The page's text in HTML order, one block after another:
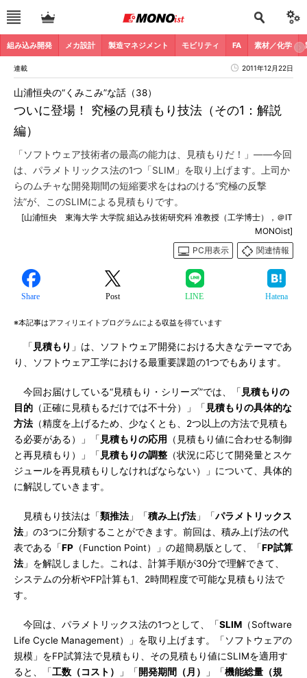
組み込み開発 メカ設計 製造マネジメント モビリティ FA 素材／化学
連載 2011年12月22日
ついに登場！ 究極の見積もり技法（その1：解説
編）
山浦恒央の“くみこみ”な話（38）
「ソフトウェア技術者の最高の能力は、見積もりだ！」――今回
は、パラメトリックス法の1つ「SLIM」を取り上げます。上司か
らのムチャな開発期間の短縮要求をはねのける“究極の反撃
法”が、このSLIMによる見積もりです。
[山浦恒央 東海大学 大学院 組込み技術研究科 准教授（工学博士），＠IT
MONOist]
PC用表示
関連情報
Share Post LINE Hatena
※本記事はアフィリエイトプログラムによる収益を得ています
「 見積もり 」は、ソフトウェア開発における大きなテーマであ
り、ソフトウェア工学における最重要課題の1つでもあります。
今回お届けしている“見積もり・シリーズ”では、「 見積もりの
目的 （正確に見積もるだけでは不十分）」「 見積もりの具体的な
方法 （精度を上げるため、少なくとも、2つ以上の方法で見積も
る必要がある）」「 見積もりの応用
（見積もり値に合わせる制御
と再見積もり）」「 見積もりの調整 （状況に応じて開発量とスケ
ジュールを再見積もりしなければならない）」について、具体的
に解説していきます。
見積もり技法は「類推法 」「積み上げ法 」「パラメトリックス
法 」の3つに分類することができます。前回は、積み上げ法の代
表である「FP （Function Point）」の超簡易版として、「FP試算
法 」を解説しました。これは、計算手順が30分で理解できて、
システムの分析やFP計算も1、2時間程度で可能な見積もり法で
す。
今回は、パラメトリックス法の1つとして、「SLIM （Software
Life Cycle Management）」を取り上げます。「ソフトウェアの
規模」をFP試算法で見積もり、その見積もり値にSLIMを適用す
ると、「工数（コスト） 」「 開発期間（月） 」「機能総量（規